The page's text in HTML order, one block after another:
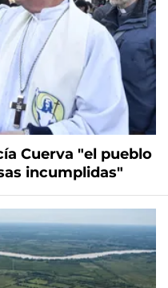
Cuerva "el pueblo
incumplidas"